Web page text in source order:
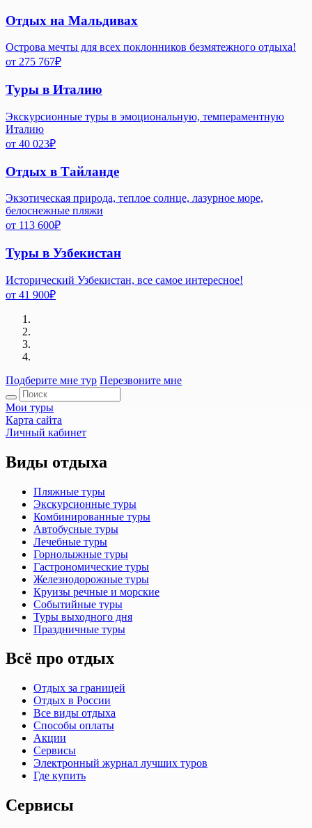
Отдых на Мальдивах
Острова мечты для всех поклонников безмятежного отдыха!
от 275 767₽
Туры в Италию
Экскурсионные туры в эмоциональную, темпераментную
Италию
от 40 023₽
Отдых в Тайланде
Экзотическая природа, теплое солнце, лазурное море,
белоснежные пляжи
от 113 600₽
Туры в Узбекистан
Исторический Узбекистан, все самое интересное!
от 41 900₽
Подберите мне тур Перезвоните мне
Мои туры
Карта сайта
Личный кабинет
Виды отдыха
Пляжные туры
Экскурсионные туры
Комбинированные туры
Автобусные туры
Лечебные туры
Горнолыжные туры
Гастрономические туры
Железнодорожные туры
Круизы речные и морские
Событийные туры
Туры выходного дня
Праздничные туры
Всё про отдых
Отдых за границей
Отдых в России
Все виды отдыха
Способы оплаты
Акции
Сервисы
Электронный журнал лучших туров
Где купить
Сервисы